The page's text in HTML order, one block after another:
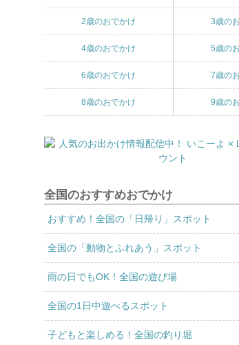
2歳のおでかけ 3歳の
4歳のおでかけ 5歳の
6歳のおでかけ 7歳の
8歳のおでかけ 9歳の
全国のおすすめおでかけ
おすすめ！全国の「日帰り」スポット
全国の「動物とふれあう」スポット
雨の日でもOK！全国の遊び場
全国の1日中遊べるスポット
子どもと楽しめる！全国の釣り堀